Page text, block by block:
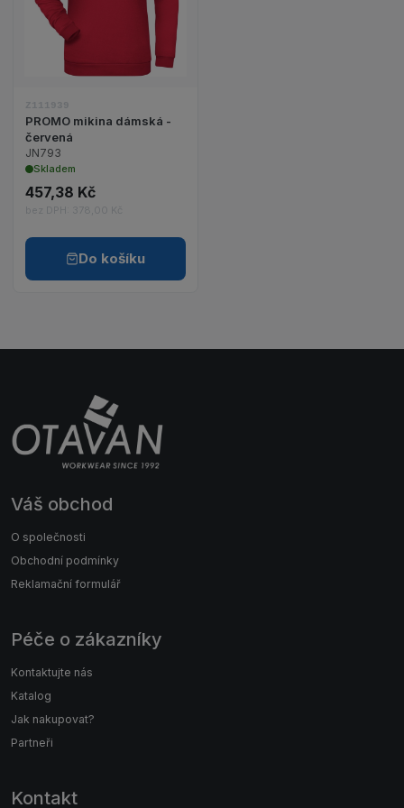
Zobrazit detail produktu PROMO mikina dámská -
Z111939
PROMO mikina dámská -
červená
JN793
Skladem
457,38 Kč
bez DPH: 378,00 Kč
Do košíku
Váš obchod
O společnosti
Obchodní podmínky
Reklamační formulář
Péče o zákazníky
Kontaktujte nás
Katalog
Jak nakupovat?
Partneři
Kontakt